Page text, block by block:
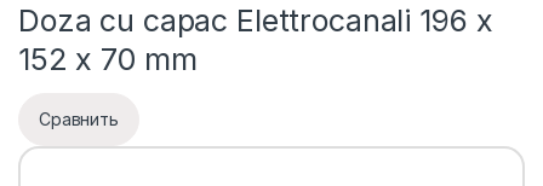
Doza cu capac Elettrocanali 196 x
152 x 70 mm
Сравнить